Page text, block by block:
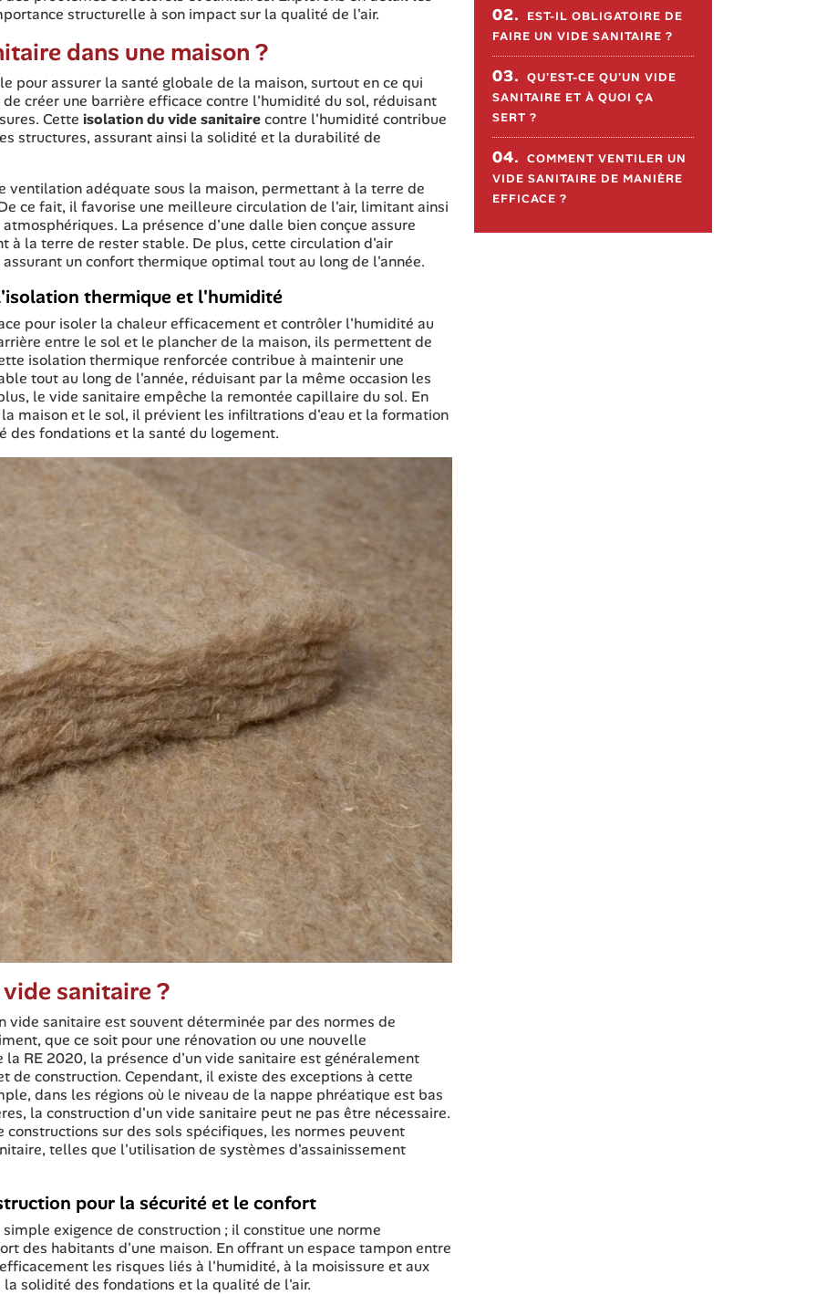
structurelle à son impact sur la qualité de l'air.
dans une maison ?
pour assurer la santé globale de la maison, surtout en ce qui
créer une barrière efficace contre l'humidité du sol, réduisant
Cette isolation du vide sanitairecontre l'humidité contribue
structures, assurant ainsi la solidité et la durabilité de
ventilation adéquate sous la maison, permettant à la terre de
ce fait, il favorise une meilleure circulation de l'air, limitant ainsi
La présence d'une dalle bien conçue assure
à la terre de rester stable. De plus, cette circulation d'air
un confort thermique optimal tout au long de l'année.
thermique et l'humidité
pour isoler la chaleur efficacement et contrôler l'humidité au
entre le sol et le plancher de la maison, ils permettent de
isolation thermique renforcée contribue à maintenir une
tout au long de l'année, réduisant par la même occasion les
le vide sanitaire empêche la remontée capillaire du sol. En
maison et le sol, il prévient les infiltrations d'eau et la formation
des fondations et la santé du logement.
sanitaire ?
vide sanitaire est souvent déterminée par des normes de
que ce soit pour une rénovation ou une nouvelle
RE 2020, la présence d'un vide sanitaire est généralement
de construction. Cependant, il existe des exceptions à cette
dans les régions où le niveau de la nappe phréatique est bas
la construction d'un vide sanitaire peut ne pas être nécessaire.
sur des sols spécifiques, les normes peuvent
telles que l'utilisation de systèmes d'assainissement
pour la sécurité et le confort
exigence de construction ; il constitue une norme
des habitants d'une maison. En offrant un espace tampon entre
les risques liés à l'humidité, à la moisissure et aux
solidité des fondations et la qualité de l'air.
02.
EST-IL OBLIGATOIRE DE
FAIRE UN VIDE SANITAIRE ?
03. QU'EST-CE QU'UN VIDE
SANITAIRE ET À QUOI ÇA
SERT ?
04. COMMENT VENTILER UN
VIDE SANITAIRE DE MANIÈRE
EFFICACE ?